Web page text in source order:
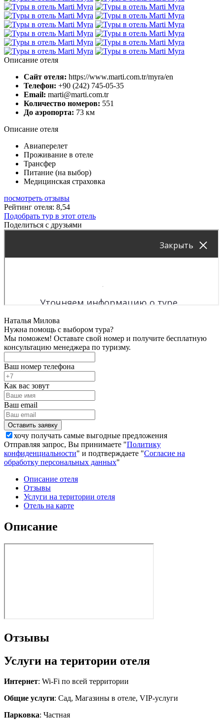
Описание отеля
Сайт отеля: https://www.marti.com.tr/myra/en
Телефон: +90 (242) 745-05-35
Email: marti@marti.com.tr
Количество номеров: 551
До аэропорта: 73 км
Описание отеля
Авиаперелет
Проживание в отеле
Трансфер
Питание (на выбор)
Медицинская страховка
посмотреть отзывы
Рейтинг отеля: 8,54
Подобрать тур в этот отель
Поделиться с друзьями
Наталья Милова
Нужна помощь с выбором тура?
Мы поможем! Оставьте свой номер и получите бесплатную
консультацию менеджера по туризму.
Ваш номер телефона
Как вас зовут
Ваш email
хочу получать самые выгодные предложения
Отправляя запрос, Вы принимаете "Политику
конфиденциальности" и подтверждаете "Согласие на
обработку персональных данных"
Описание отеля
Отзывы
Услуги на територии отеля
Отель на карте
Описание
Отзывы
Услуги на територии отеля
Интернет: Wi-Fi по всей территории
Общие услуги: Сад, Магазины в отеле, VIP-услуги
Парковка: Частная